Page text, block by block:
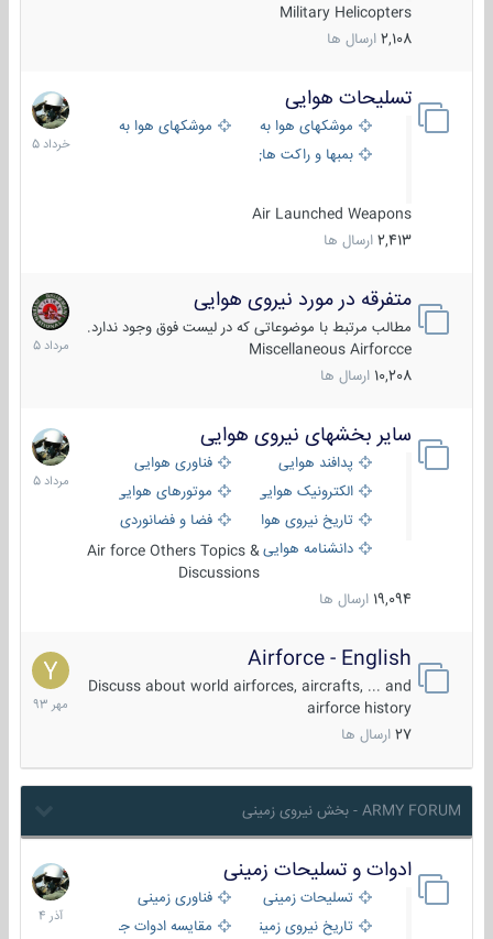
Military Helicopters
2,108 ارسال ها
تسلیحات هوایی
موشکهای هوا به هوا
موشکهای هوا به سطح
بمبها و راکت های هوایی
Air Launched Weapons
2,413 ارسال ها
30
خرداد
1405
متفرقه در مورد نیروی هوایی
مطالب مرتبط با موضوعاتی که در لیست فوق وجود ندارد.
Miscellaneous Airforcce
10,208 ارسال ها
7
مرداد
1405
سایر بخشهای نیروی هوایی
پدافند هوایی
فناوری هوایی
الکترونیک هوایی
موتورهای هوایی
تاریخ نیروی هوایی
فضا و فضانوردی
دانشنامه هواییAir force Others Topics &
Discussions
19,094 ارسال ها
2
مرداد
1405
Airforce - English
Discuss about world airforces, aircrafts, ... and
airforce history
27 ارسال ها
15
مهر
1393
ARMY FORUM - بخش نیروی زمینی
ادوات و تسلیحات زمینی
تسلیحات زمینی
فناوری زمینی
تاریخ نیروی زمینی
مقایسه ادوات جنگی
21
آذر
1404